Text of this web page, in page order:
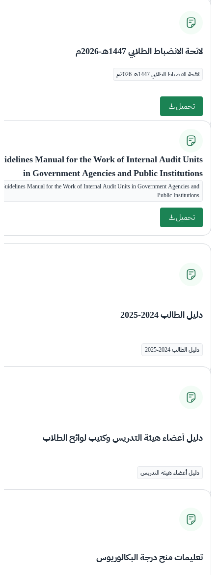
لائحة الانضباط الطلابي 1447هـ-2026م
لائحة الانضباط الطلابي 1447هـ-2026م
تحميل
Manual for the Work of Internal Audit Units
in Government Agencies and Public Institutions
Guidelines Manual for the Work of Internal Audit Units in Government Agencies and
Public Institutions
تحميل
دليل الطالب 2024-2025
دليل الطالب 2024-2025
دليل أعضاء هيئة التدريس وكتيب لوائح الطلاب
دليل أعضاء هيئة التدريس
تعليمات منح درجة البكالوريوس